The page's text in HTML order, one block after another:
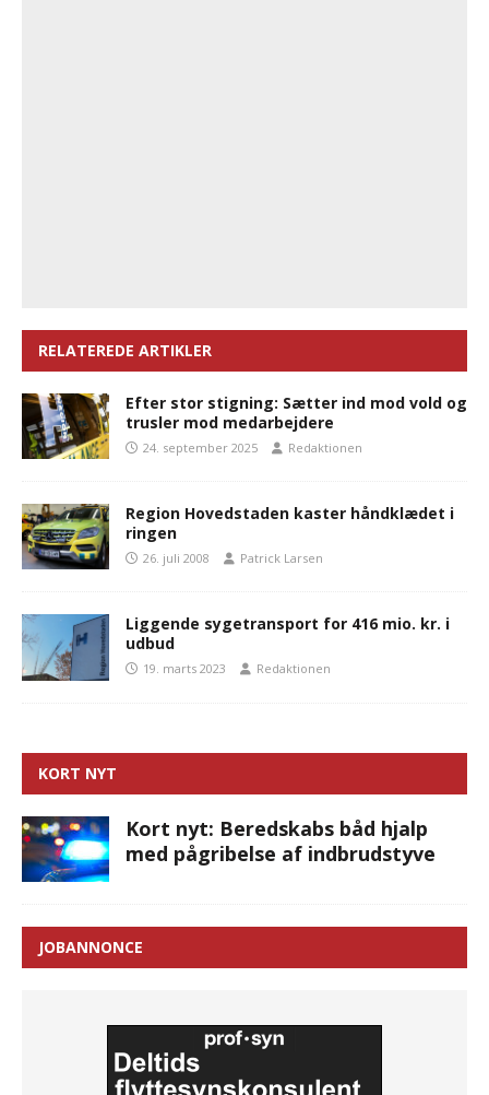
RELATEREDE ARTIKLER
Efter stor stigning: Sætter ind mod vold og
trusler mod medarbejdere
24. september 2025 Redaktionen
Region Hovedstaden kaster håndklædet i
ringen
26. juli 2008 Patrick Larsen
Liggende sygetransport for 416 mio. kr. i
udbud
19. marts 2023 Redaktionen
KORT NYT
Kort nyt: Beredskabs båd hjalp
med pågribelse af indbrudstyve
JOBANNONCE